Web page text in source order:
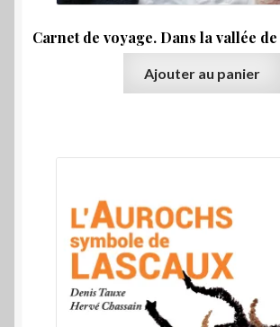
Carnet de voyage. Dans la vallée
Ajouter au panier